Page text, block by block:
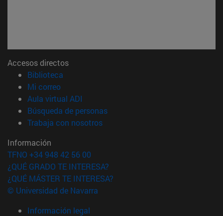
Accesos directos
Biblioteca
Mi correo(abre en nueva ventana)
Aula virtual ADI
Búsqueda de personas(abre en nueva ventana)
Trabaja con nosotros(abre en nueva ventana)
Información
TFNO +34 948 42 56 00
¿QUÉ GRADO TE INTERESA?
¿QUÉ MÁSTER TE INTERESA?
© Universidad de Navarra
Información legal